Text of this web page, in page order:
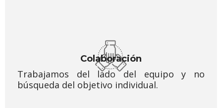
Colaboración
Trabajamos del lado del equipo y no
búsqueda del objetivo individual.